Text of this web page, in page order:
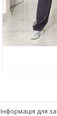
Інформація для